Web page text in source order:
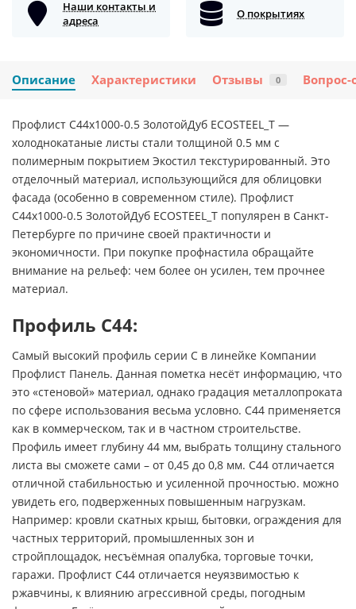
Наши контакты и
адреса
О покрытиях
Описание Характеристики Отзывы 0 Вопрос-
Профлист С44х1000-0.5 ЗолотойДуб ECOSTEEL_T —
холоднокатаные листы стали толщиной 0.5 мм с
полимерным покрытием Экостил текстурированный. Это
отделочный материал, использующийся для облицовки
фасада (особенно в современном стиле). Профлист
С44х1000-0.5 ЗолотойДуб ECOSTEEL_T популярен в Санкт-
Петербурге по причине своей практичности и
экономичности. При покупке профнастила обращайте
внимание на рельеф: чем более он усилен, тем прочнее
материал.
Профиль С44:
Самый высокий профиль серии С в линейке Компании
Профлист Панель. Данная пометка несёт информацию, что
это «стеновой» материал, однако градация металлопроката
по сфере использования весьма условно. С44 применяется
как в коммерческом, так и в частном строительстве.
Профиль имеет глубину 44 мм, выбрать толщину стального
листа вы сможете сами – от 0,45 до 0,8 мм. С44 отличается
отличной стабильностью и усиленной прочностью. можно
увидеть его, подверженных повышенным нагрузкам.
Например: кровли скатных крыш, бытовки, ограждения для
частных территорий, промышленных зон и
стройплощадок, несъёмная опалубка, торговые точки,
гаражи. Профлист С44 отличается неуязвимостью к
ржавчины, к влиянию агрессивной среды, погодным